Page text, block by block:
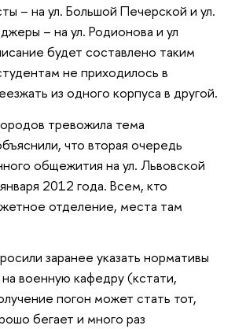
– на ул. Большой Печерской и ул.
– на ул. Родионова и ул
будет составлено таким
не приходилось в
из одного корпуса в другой.
тревожила тема
что вторая очередь
общежития на ул. Львовской
2012 года. Всем, кто
отделение, места там
заранее указать нормативы
военную кафедру (кстати,
погон может стать тот,
бегает и много раз